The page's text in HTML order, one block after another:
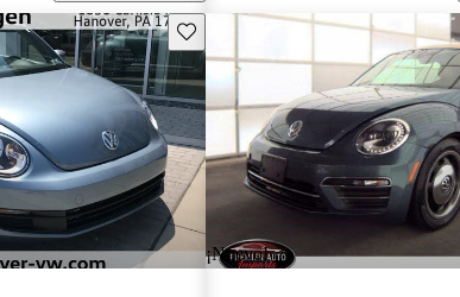
Guarda este Aviso
¡Nuevo!